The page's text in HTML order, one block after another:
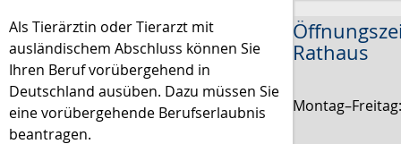
Als Tierärztin oder Tierarzt mit
ausländischem Abschluss können Sie
Ihren Beruf vorübergehend in
Deutschland ausüben. Dazu müssen Sie
eine vorübergehende Berufserlaubnis
beantragen.
Rathaus